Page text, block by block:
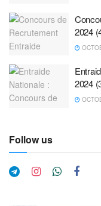
2024
2024
Follow us